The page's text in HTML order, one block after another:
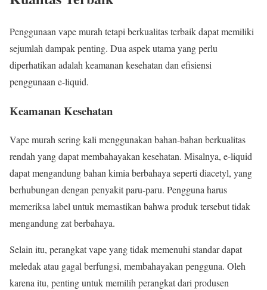
Penggunaan vape murah tetapi berkualitas terbaik dapat memiliki
sejumlah dampak penting. Dua aspek utama yang perlu
diperhatikan adalah keamanan kesehatan dan efisiensi
penggunaan e-liquid.
Keamanan Kesehatan
Vape murah sering kali menggunakan bahan-bahan berkualitas
rendah yang dapat membahayakan kesehatan. Misalnya, e-liquid
dapat mengandung bahan kimia berbahaya seperti diacetyl, yang
berhubungan dengan penyakit paru-paru. Pengguna harus
memeriksa label untuk memastikan bahwa produk tersebut tidak
mengandung zat berbahaya.
Selain itu, perangkat vape yang tidak memenuhi standar dapat
meledak atau gagal berfungsi, membahayakan pengguna. Oleh
karena itu, penting untuk memilih perangkat dari produsen